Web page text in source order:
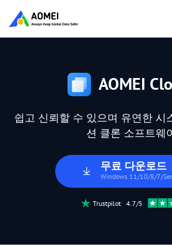
AOMEI
쉽고 신뢰할 수 있으며 유연한 시
션 클론 소프트웨
무료 다운로드
Windows 11/10/8/7/
Trustpilot 4.7/5